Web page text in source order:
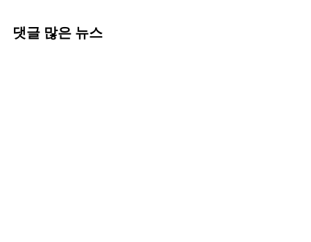
댓글 많은 뉴스